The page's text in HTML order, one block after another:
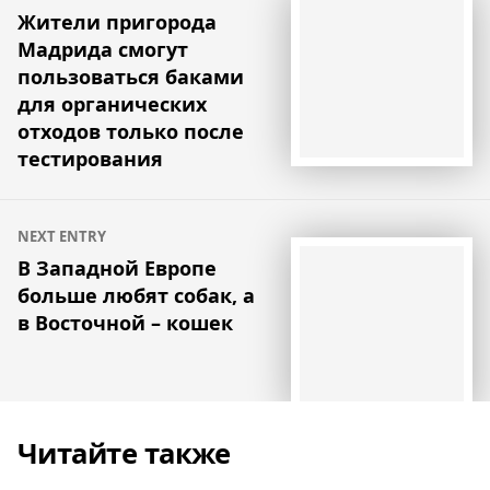
по
записям
Жители пригорода
Мадрида смогут
пользоваться баками
для органических
отходов только после
тестирования
NEXT ENTRY
В Западной Европе
больше любят собак, а
в Восточной – кошек
Читайте также